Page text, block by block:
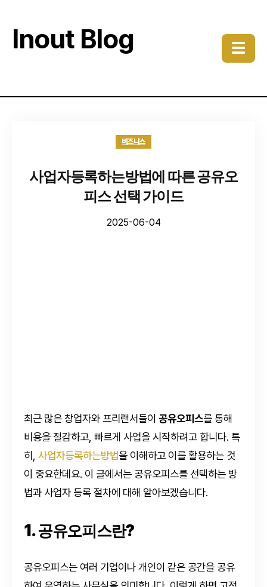
Inout Blog ☰
비즈니스
사업자등록하는방법에 따른 공유오
피스 선택 가이드
2025-06-04
최근 많은 창업자와 프리랜서들이 공유오피스를 통해
비용을 절감하고, 빠르게 사업을 시작하려고 합니다. 특
히, 사업자등록하는방법을 이해하고 이를 활용하는 것
이 중요한데요. 이 글에서는 공유오피스를 선택하는 방
법과 사업자 등록 절차에 대해 알아보겠습니다.
1. 공유오피스란?
공유오피스는 여러 기업이나 개인이 같은 공간을 공유